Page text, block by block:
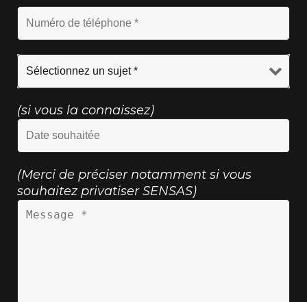
(si vous la connaissez)
(Merci de préciser notamment si vous
souhaitez privatiser SENSAS)